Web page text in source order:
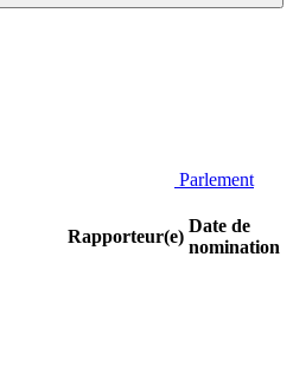
Parlement
Rapporteur(e)
Date de
nomination